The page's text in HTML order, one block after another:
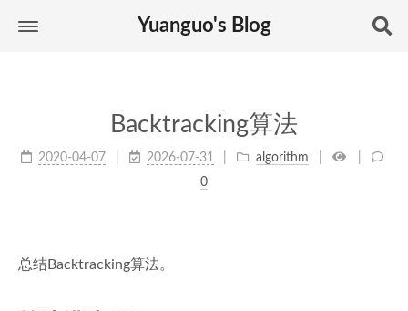
Yuanguo's Blog
Backtracking算法
2020-04-07 2026-07-31
algorithm
0
总结Backtracking算法。